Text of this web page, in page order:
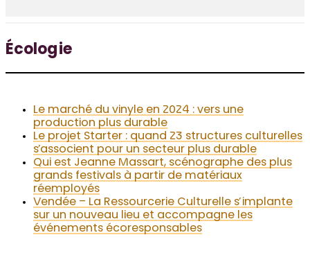
Écologie
Le marché du vinyle en 2024 : vers une
production plus durable
Le projet Starter : quand 23 structures culturelles
s’associent pour un secteur plus durable
Qui est Jeanne Massart, scénographe des plus
grands festivals à partir de matériaux
réemployés
Vendée – La Ressourcerie Culturelle s’implante
sur un nouveau lieu et accompagne les
événements écoresponsables